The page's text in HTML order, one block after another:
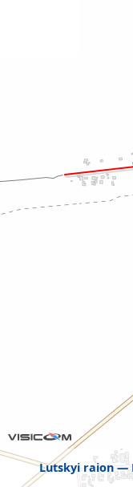
Lutskyi raion